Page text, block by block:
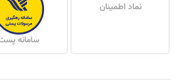
نماد اطمینان
سامانه